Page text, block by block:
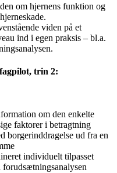
om hjernens funktion og
viden på et
ind i egen praksis – bl.a.
trin 2:
om den enkelte
faktorer i betragtning
borgerinddragelse ud fra en
individuelt tilpasset